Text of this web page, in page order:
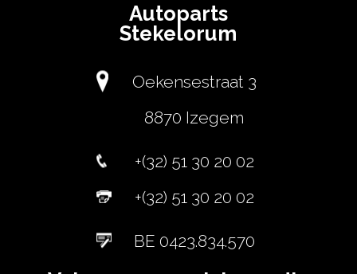
Autoparts
Stekelorum
Oekensestraat 3
8870 Izegem
+(32) 51 30 20 02
+(32) 51 30 20 02
BE 0423.834.570